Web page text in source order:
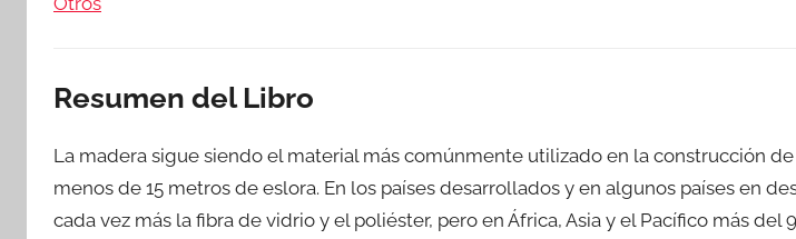
Resumen del Libro
La madera sigue siendo el material más comúnmente utilizado en la construcción
menos de 15 metros de eslora. En los países desarrollados y en algunos países en
cada vez más la fibra de vidrio y el poliéster, pero en África, Asia y el Pacífico más del